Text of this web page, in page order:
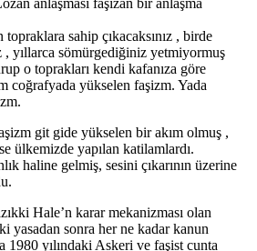
sahip çıkacaksınız , birde
, yıllarca sömürgediğiniz yetmiyormuş
o toprakları kendi kafanıza göre
coğrafyada yükselen faşizm. Yada
git gide yükselen bir akım olmuş ,
ülkemizde yapılan katilamlardı.
haline gelmiş, sesini çıkarının üzerine
Hale’n karar mekanizması olan
yasadan sonra her ne kadar kanun
1980 yılındaki Askeri ve faşist cunta